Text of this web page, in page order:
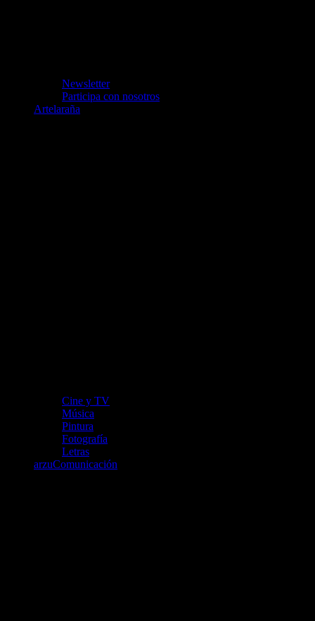
Newsletter
Participa con nosotros
Artelaraña
Cine y TV
Música
Pintura
Fotografía
Letras
arzuComunicación